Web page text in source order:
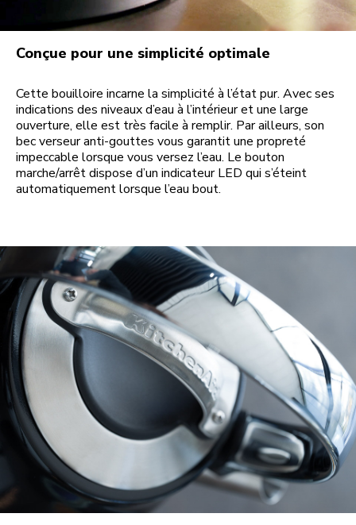
Conçue pour une simplicité optimale
Cette bouilloire incarne la simplicité à l’état pur. Avec ses
indications des niveaux d’eau à l’intérieur et une large
ouverture, elle est très facile à remplir. Par ailleurs, son
bec verseur anti-gouttes vous garantit une propreté
impeccable lorsque vous versez l’eau. Le bouton
marche/arrêt dispose d’un indicateur LED qui s’éteint
automatiquement lorsque l’eau bout.